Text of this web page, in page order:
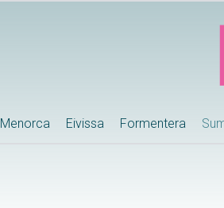
Menorca Eivissa Formentera